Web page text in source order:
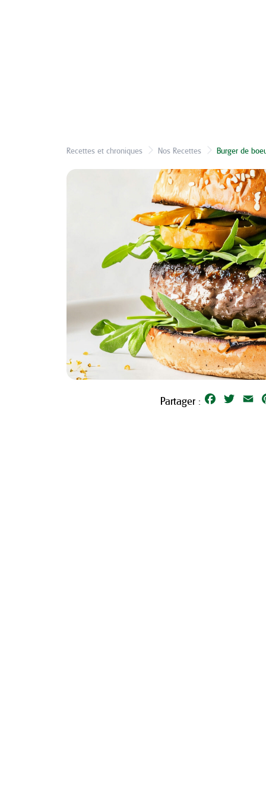
Recettes et chroniques Nos Recettes Burger de
Partager : Facebook
Twitter